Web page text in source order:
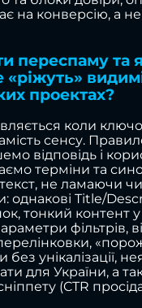
на конверсію, а
переспаму та
«ріжуть»
проектах?
коли
сенсу.
відповідь і
терміни та
не ламаючи
однакові Title/
тонкий контент у
фільтрів,
унікалізації,
для України, а
(CTR